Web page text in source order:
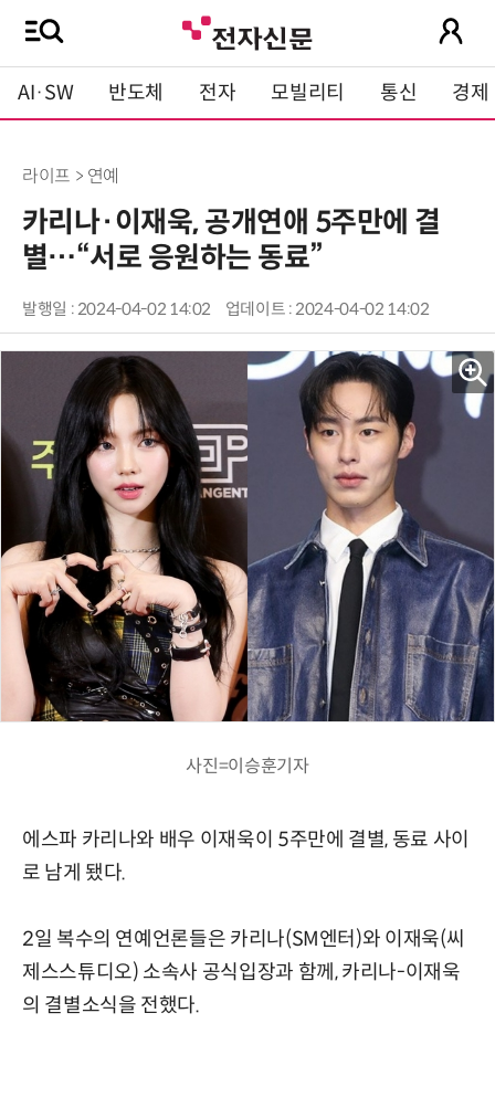
AI·SW 반도체 전자 모빌리티 통신 경제
라이프 > 연예
카리나·이재욱, 공개연애 5주만에 결
별…“서로 응원하는 동료”
발행일 : 2024-04-02 14:02 업데이트 : 2024-04-02 14:02
사진=이승훈기자
에스파 카리나와 배우 이재욱이 5주만에 결별, 동료 사이
로 남게 됐다.
2일 복수의 연예언론들은 카리나(SM엔터)와 이재욱(씨
제스스튜디오) 소속사 공식입장과 함께, 카리나-이재욱
의 결별소식을 전했다.